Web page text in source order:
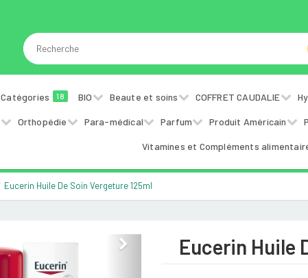
Catégories 18 BIO Beaute et soins COFFRET CAUDALIE
Orthopédie Para-médical Parfum Produit Américain
Vitamines et Compléments
Eucerin Huile De Soin Vergeture 125ml
Eucerin Huile